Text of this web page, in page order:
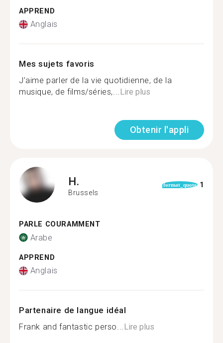
APPREND
Anglais
Mes sujets favoris
J’aime parler de la vie quotidienne, de la
musique, de films/séries,...Lire plus
Obtenir l'appli
H.
Brussels
format_quote 1
PARLE COURAMMENT
Arabe
APPREND
Anglais
Partenaire de langue idéal
Frank and fantastic perso...Lire plus